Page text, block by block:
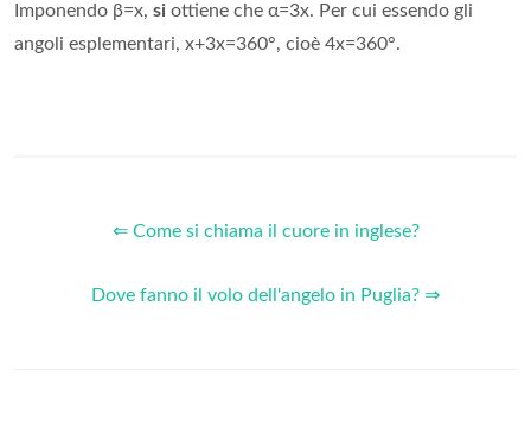
Imponendo β=x, si ottiene che α=3x. Per cui essendo gli
angoli esplementari, x+3x=360°, cioè 4x=360°.
⇐ Come si chiama il cuore in inglese?
Dove fanno il volo dell'angelo in Puglia? ⇒